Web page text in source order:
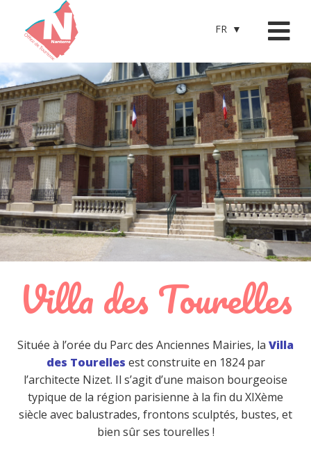
FR
Villa des Tourelles
Située à l’orée du Parc des Anciennes Mairies, la Villa
des Tourelles est construite en 1824 par
l’architecte Nizet. Il s’agit d’une maison bourgeoise
typique de la région parisienne à la fin du XIXème
siècle avec balustrades, frontons sculptés, bustes, et
bien sûr ses tourelles !